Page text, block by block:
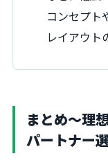
コンセプト
レイアウト
まとめ〜理
パートナー